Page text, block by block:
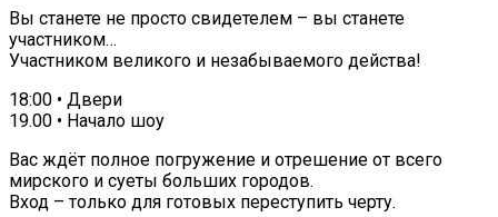
Вы станете не просто свидетелем – вы станете
участником…
Участником великого и незабываемого действа!
18:00 • Двери
19.00 • Начало шоу
Вас ждёт полное погружение и отрешение от всего
мирского и суеты больших городов.
Вход – только для готовых переступить черту.